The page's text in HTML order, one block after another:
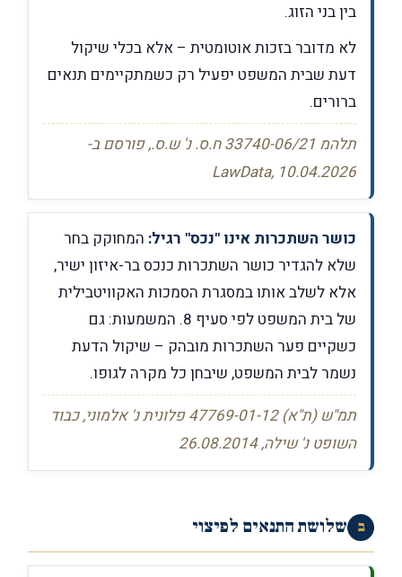
בין בני הזוג.
לא מדובר בזכות אוטומטית – אלא בכלי שיקול
דעת שבית המשפט יפעיל רק כשמתקיימים תנאים
ברורים.
תלהמ 33740-06/21 ח.ס. נ' ש.ס., פורסם ב-
LawData, 10.04.2026
כושר השתכרות אינו "נכס" רגיל: המחוקק בחר
שלא להגדיר כושר השתכרות כנכס בר-איזון ישיר,
אלא לשלב אותו במסגרת הסמכות האקוויטבילית
של בית המשפט לפי סעיף 8. המשמעות: גם
כשקיים פער השתכרות מובהק – שיקול הדעת
נשמר לבית המשפט, שיבחן כל מקרה לגופו.
תמ"ש (ת"א) 47769-01-12 פלונית נ' אלמוני, כבוד
השופט נ' שילה, 26.08.2014
ב שלושת התנאים לפיצוי